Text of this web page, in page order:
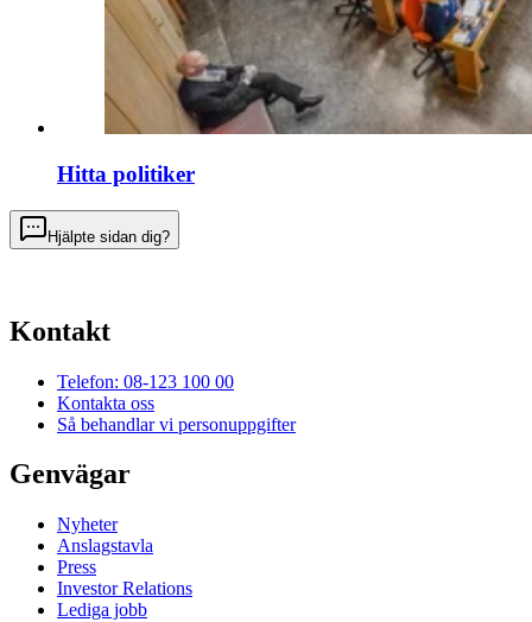
Hitta politiker
Hjälpte sidan dig?
Kontakt
Telefon: 08-123 100 00
Kontakta oss
Så behandlar vi personuppgifter
Genvägar
Nyheter
Anslagstavla
Press
Investor Relations
Lediga jobb